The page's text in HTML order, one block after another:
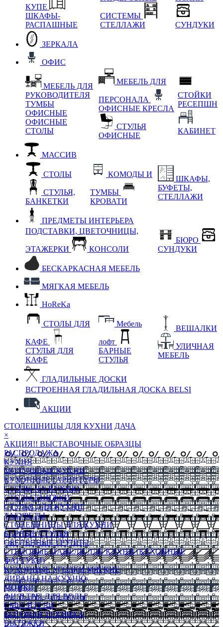
КУПЕ
ШКАФЫ-
РАСПАШНЫЕ
СИСТЕМЫ
СТЕЛЛАЖИ
СУНДУКИ
ЗЕРКАЛА
ОФИС
МЕБЕЛЬ ДЛЯ
РУКОВОДИТЕЛЯ
ТУМБЫ
ОФИСНЫЕ
ОФИСНЫЕ
СТОЛЫ
МЕБЕЛЬ ДЛЯ
ПЕРСОНАЛА
ОФИСНЫЕ КРЕСЛА
СТУЛЬЯ
ОФИСНЫЕ
СТОЙКИ
РЕСЕПШН
КАБИНЕТ
МАССИВ
СТОЛЫ
СТУЛЬЯ,
БАНКЕТКИ
КОМОДЫ И
ТУМБЫ
КРОВАТИ
ШКАФЫ,
БУФЕТЫ,
СТЕЛЛАЖИ
ПРЕДМЕТЫ ИНТЕРЬЕРА
ПОДСТАВКИ, ЦВЕТОЧНИЦЫ,
ЭТАЖЕРКИ КОНСОЛИ
БЮРО
СУНДУКИ
БЕСКАРКАСНАЯ МЕБЕЛЬ
МЯГКАЯ МЕБЕЛЬ
HoReKa
СТОЛЫ ДЛЯ
КАФЕ
СТУЛЬЯ ДЛЯ
КАФЕ
Мебель
лофт
БАРНЫЕ
СТУЛЬЯ
ВЕШАЛКИ
УЛИЧНАЯ
МЕБЕЛЬ
ГЛАДИЛЬНЫЕ ДОСКИ
ВСТРОЕННАЯ ГЛАДИЛЬНАЯ ДОСКА BELSI
АКЦИИ
СТОЛЕШНИЦЫ ДЛЯ КУХНИ ДАЧА
×
АКЦИЯ!! ВЫСТАВОЧНЫЕ ОБРАЗЦЫ
РАСПРОДАЖА
КУХНЯ
МОДУЛЬНЫЕ КУХНИ
КУХОННЫЕ ГАРНИТУРЫ
СТОЛЫ НА КУХНЮ
СТОЛЫ КНИЖКИ
СТУЛЬЯ ДЛЯ КУХНИ
ТАБУРЕТЫ
СТОЛЕШНИЦЫ ДЛЯ КУХНИ
БАРНЫЕ СТУЛЬЯ
ОБЕДЕННЫЕ ГРУППЫ
СТЕНОВЫЕ ПАНЕЛИ ДЛЯ КУХНИ (КУХОННЫЕ
ФАРТУКИ)
КУХОННЫЕ УГОЛКИ МЯГКИЕ
ДИВАНЫ НА КУХНЮ
МОЙКИ
ФИЛЬТРЫ ДЛЯ ВОДЫ
СМЕСИТЕЛИ
БЫТОВАЯ ТЕХНИКА
ВЫТЯЖКИ